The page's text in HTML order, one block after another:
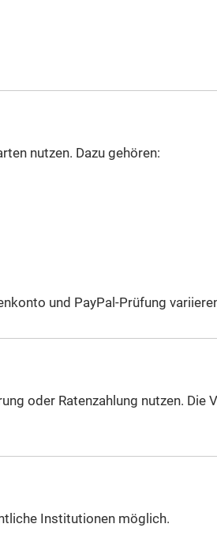
nutzen. Dazu gehören:
und PayPal-Prüfung
oder Ratenzahlung nutzen.
Institutionen möglich.